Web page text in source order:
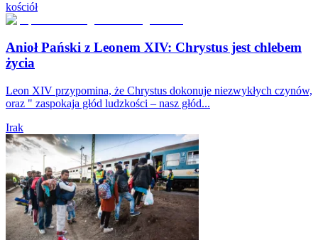
kościół
Anioł Pański z Leonem XIV: Chrystus jest chlebem
życia
Leon XIV przypomina, że Chrystus dokonuje niezwykłych czynów,
oraz " zaspokaja głód ludzkości – nasz głód...
Irak